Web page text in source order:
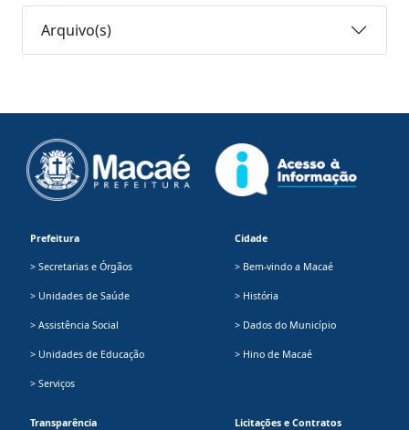
Arquivo(s)
Prefeitura
> Secretarias e Órgãos
> Unidades de Saúde
> Assistência Social
> Unidades de Educação
> Serviços
Cidade
> Bem-vindo a Macaé
> História
> Dados do Município
> Hino de Macaé
Transparência Licitações e Contratos